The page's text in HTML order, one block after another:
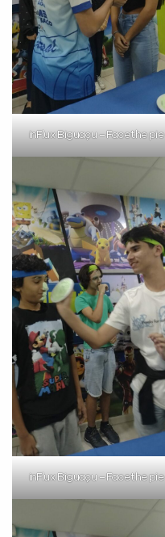
inFlux Biguaçu – Face the pie
inFlux Biguaçu – Face the pie
Sim Não
VOLTAR